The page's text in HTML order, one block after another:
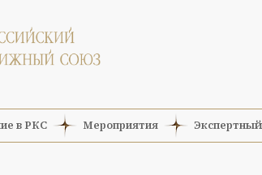
в РКС Мероприятия